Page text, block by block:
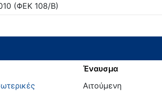
(ΦΕΚ 108/Β)
Έναυσμα
Αιτούμενη